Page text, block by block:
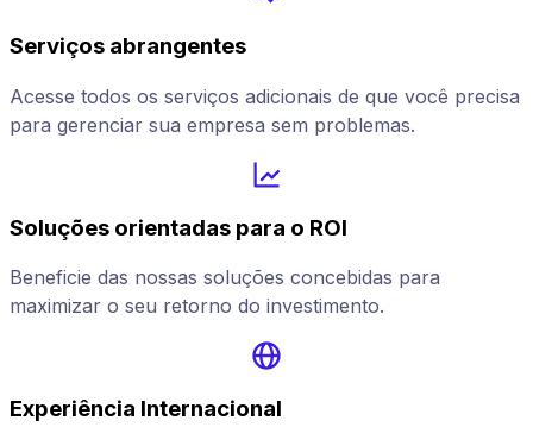
Serviços abrangentes
Acesse todos os serviços adicionais de que você precisa
para gerenciar sua empresa sem problemas.
Soluções orientadas para o ROI
Beneficie das nossas soluções concebidas para
maximizar o seu retorno do investimento.
Experiência Internacional